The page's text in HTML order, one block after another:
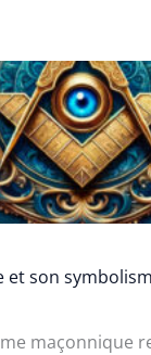
et son
maçonnique